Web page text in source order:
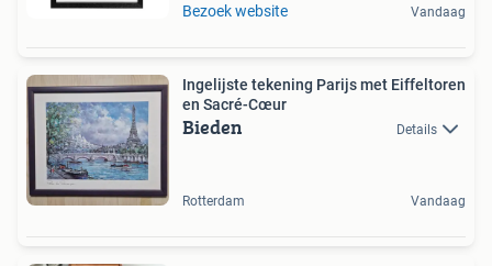
Bezoek website Vandaag
Ingelijste tekening Parijs met Eiffeltoren
en Sacré-Cœur
Bieden Details
Rotterdam Vandaag